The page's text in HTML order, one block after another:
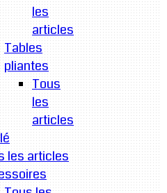
les
articles
Tables
pliantes
Tous
les
articles
les articles